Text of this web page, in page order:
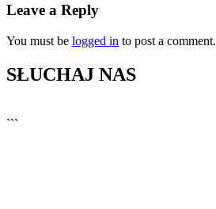
Leave a Reply
You must be logged in to post a comment.
SŁUCHAJ NAS
```